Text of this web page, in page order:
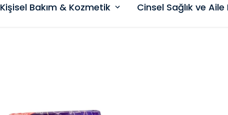
Kişisel Bakım & Kozmetik Cinsel Sağlık ve